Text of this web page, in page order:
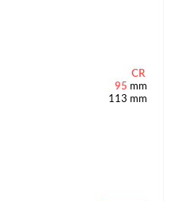
CR
95 mm
113 mm